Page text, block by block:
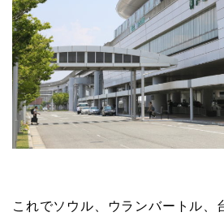
これでソウル、ウランバートル、